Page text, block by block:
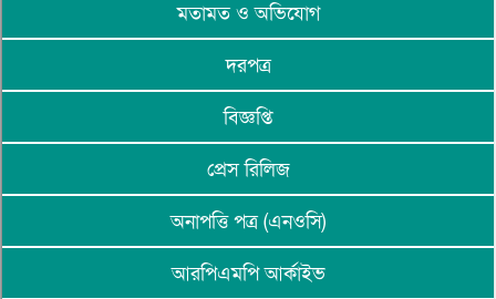
মতামত ও অভিযোগ
দরপত্র
বিজ্ঞপ্তি
প্রেস রিলিজ
অনাপত্তি পত্র (এনওসি)
আরপিএমপি আর্কাইভ